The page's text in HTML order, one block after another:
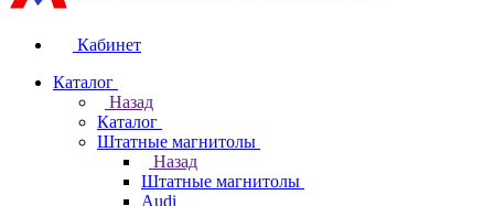
Кабинет
Каталог
Назад
Каталог
Штатные магнитолы
Назад
Штатные магнитолы
Audi